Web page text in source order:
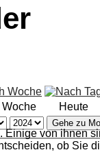
Woche Heute
Gehe zu
von ihnen
ob Sie